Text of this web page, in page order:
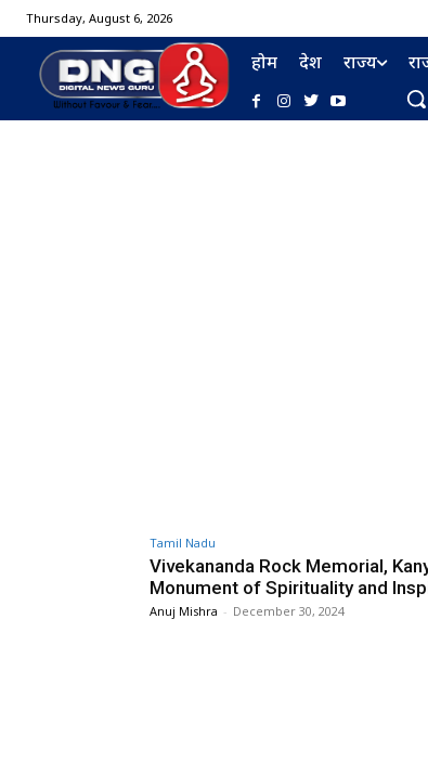
Thursday, August 6, 2026
होम देश राज्य
Tamil Nadu
Vivekananda Rock Memorial,
Monument of Spirituality and
Anuj Mishra - December 30, 2024